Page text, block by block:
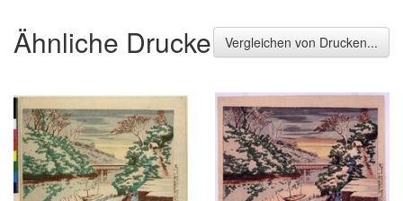
Ähnliche Drucke Vergleichen von Drucken...